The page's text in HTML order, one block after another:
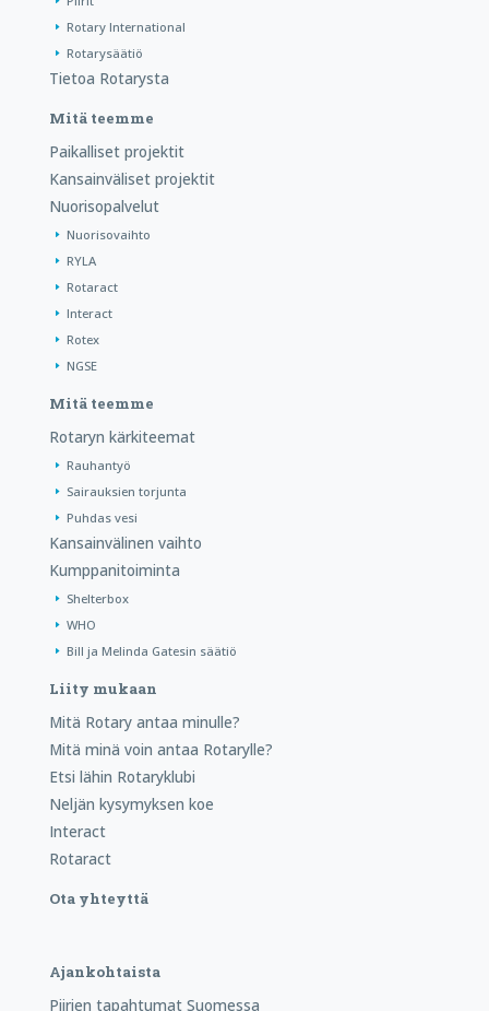
Rotary International
Rotarysäätiö
Tietoa Rotarysta
Mitä teemme
Paikalliset projektit
Kansainväliset projektit
Nuorisopalvelut
Nuorisovaihto
RYLA
Rotaract
Interact
Rotex
NGSE
Mitä teemme
Rotaryn kärkiteemat
Rauhantyö
Sairauksien torjunta
Puhdas vesi
Kansainvälinen vaihto
Kumppanitoiminta
Shelterbox
WHO
Bill ja Melinda Gatesin säätiö
Liity mukaan
Mitä Rotary antaa minulle?
Mitä minä voin antaa Rotarylle?
Etsi lähin Rotaryklubi
Neljän kysymyksen koe
Interact
Rotaract
Ota yhteyttä
Ajankohtaista
Piirien tapahtumat Suomessa